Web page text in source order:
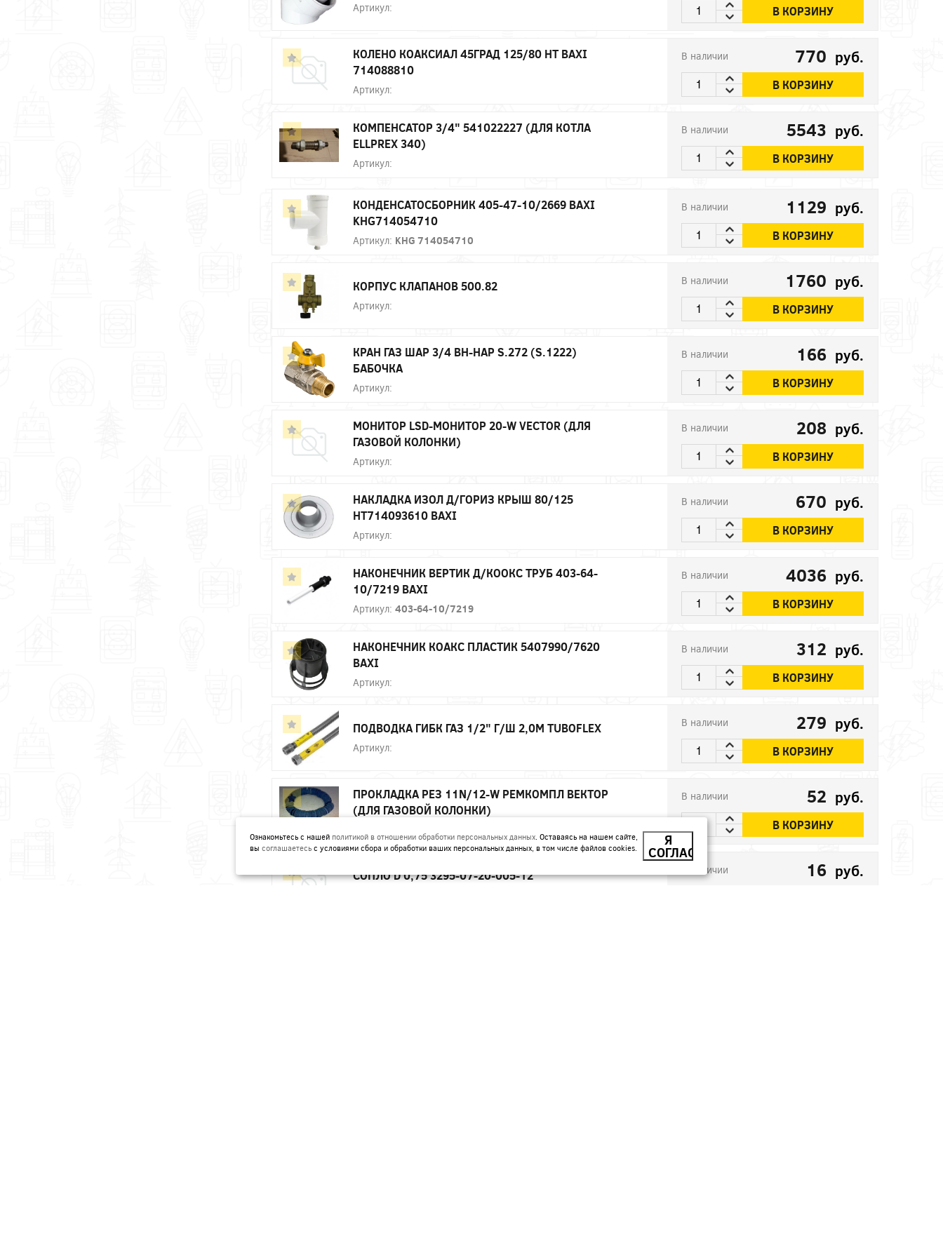
Артикул: В КОРЗИНУ
КОЛЕНО КОАКСИАЛ 45ГРАД 125/80 HT BAXI
714088810
Артикул:
В наличии 770 руб.
В КОРЗИНУ
КОМПЕНСАТОР 3/4" 541022227 (ДЛЯ КОТЛА
ELLPREX 340)
Артикул:
В наличии 5543 руб.
В КОРЗИНУ
КОНДЕНСАТОСБОРНИК 405-47-10/2669 BAXI
KHG714054710
Артикул: KHG 714054710
В наличии 1129 руб.
В КОРЗИНУ
КОРПУС КЛАПАНОВ 500.82
Артикул:
В наличии 1760 руб.
В КОРЗИНУ
КРАН ГАЗ ШАР 3/4 ВН-НАР S.272 (S.1222)
БАБОЧКА
Артикул:
В наличии 166 руб.
В КОРЗИНУ
МОНИТОР LSD-МОНИТОР 20-W VECTOR (ДЛЯ
ГАЗОВОЙ КОЛОНКИ)
Артикул:
В наличии 208 руб.
В КОРЗИНУ
НАКЛАДКА ИЗОЛ Д/ГОРИЗ КРЫШ 80/125
HT714093610 BAXI
Артикул:
В наличии 670 руб.
В КОРЗИНУ
НАКОНЕЧНИК ВЕРТИК Д/КООКС ТРУБ 403-64-
10/7219 BAXI
Артикул: 403-64-10/7219
В наличии 4036 руб.
В КОРЗИНУ
НАКОНЕЧНИК КОАКС ПЛАСТИК 5407990/7620
BAXI
Артикул:
В наличии 312 руб.
В КОРЗИНУ
ПОДВОДКА ГИБК ГАЗ 1/2" Г/Ш 2,0М TUBOFLEX
Артикул:
В наличии 279 руб.
В КОРЗИНУ
ПРОКЛАДКА РЕЗ 11N/12-W РЕМКОМПЛ ВЕКТОР
(ДЛЯ ГАЗОВОЙ КОЛОНКИ)
В наличии 52 руб.
В КОРЗИНУ
СОПЛО D 0,75 3295-07-20-005-12 В наличии 16 руб.
Ознакомьтесь с нашей политикой в отношении обработки персональных данных. Оставаясь на нашем сайте,
вы соглашаетесь с условиями сбора и обработки ваших персональных данных, в том числе файлов cookies. Я
СОГЛАСЕН